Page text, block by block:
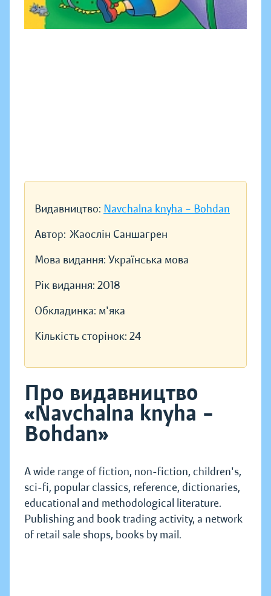
Видавництво: Navchalna knyha – Bohdan
Автор: Жаослін Саншагрен
Мова видання: Українська мова
Рік видання: 2018
Обкладинка: м'яка
Кількість сторінок: 24
Про видавництво
«Navchalna knyha –
Bohdan»
A wide range of fiction, non-fiction, children's,
sci-fi, popular classics, reference, dictionaries,
educational and methodological literature.
Publishing and book trading activity, a network
of retail sale shops, books by mail.